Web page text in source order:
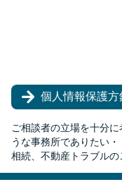
個人情報保護方
ご相談者の立場を十分
うな事務所でありたい・
相続、不動産トラブル